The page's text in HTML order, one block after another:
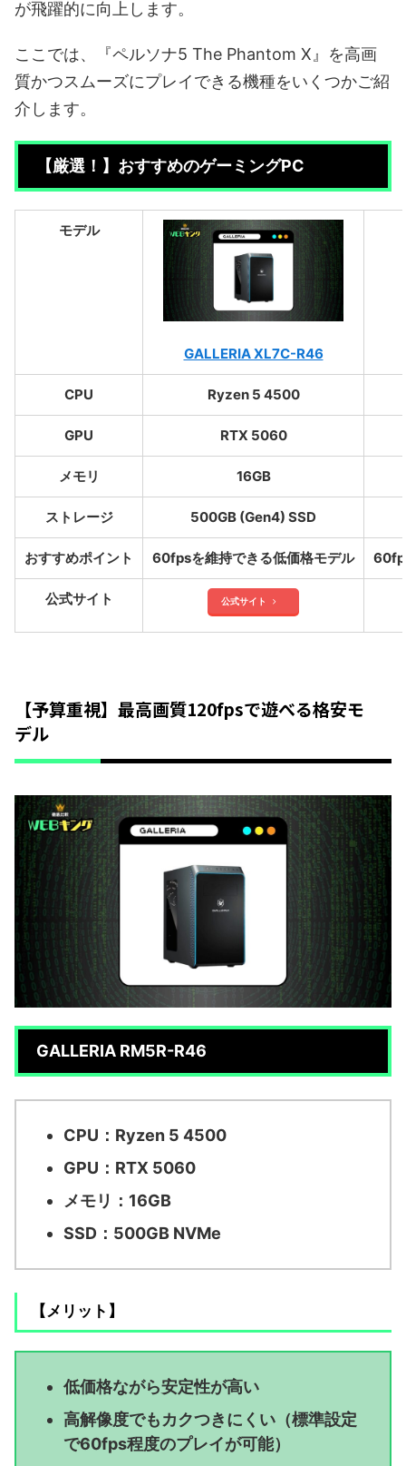
が飛躍的に向上します。
ここでは、『ペルソナ5 The Phantom X』を高画
質かつスムーズにプレイできる機種をいくつかご紹
介します。
【厳選！】おすすめのゲーミングPC
モデル
GALLERIA XL7C-R46
CPU Ryzen 5 4500
GPU RTX 5060
メモリ 16GB
ストレージ 500GB (Gen4) SSD
おすすめポイント 60fpsを維持できる低価格モデル
公式サイト 公式サイト
【予算重視】最高画質120fpsで遊べる格安モ
デル
GALLERIA RM5R-R46
CPU：Ryzen 5 4500
GPU：RTX 5060
メモリ：16GB
SSD：500GB NVMe
【メリット】
低価格ながら安定性が高い
高解像度でもカクつきにくい（標準設定
で60fps程度のプレイが可能）